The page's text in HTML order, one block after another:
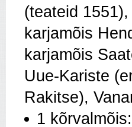
(teateid
karjamõis
karjamõis
Uue-Kariste
Rakitse),
1